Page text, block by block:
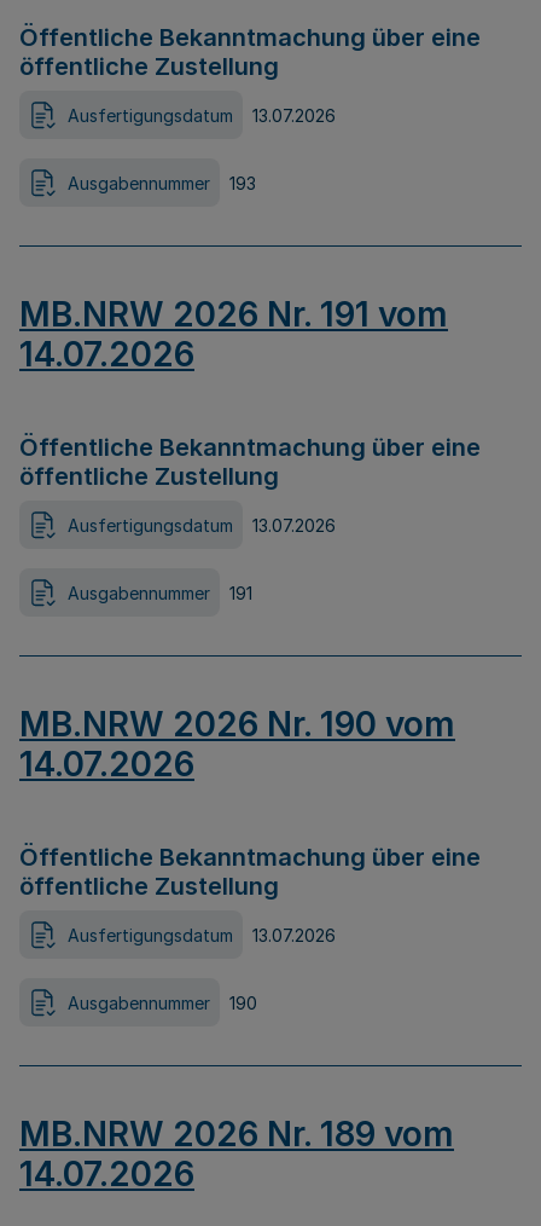
Öffentliche Bekanntmachung über eine
öffentliche Zustellung
Ausfertigungsdatum 13.07.2026
Ausgabennummer 193
MB.NRW 2026 Nr. 191 vom
14.07.2026
Öffentliche Bekanntmachung über eine
öffentliche Zustellung
Ausfertigungsdatum 13.07.2026
Ausgabennummer 191
MB.NRW 2026 Nr. 190 vom
14.07.2026
Öffentliche Bekanntmachung über eine
öffentliche Zustellung
Ausfertigungsdatum 13.07.2026
Ausgabennummer 190
MB.NRW 2026 Nr. 189 vom
14.07.2026